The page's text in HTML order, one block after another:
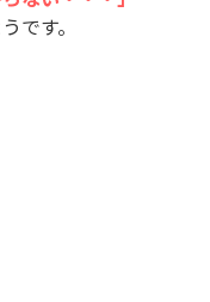
です。